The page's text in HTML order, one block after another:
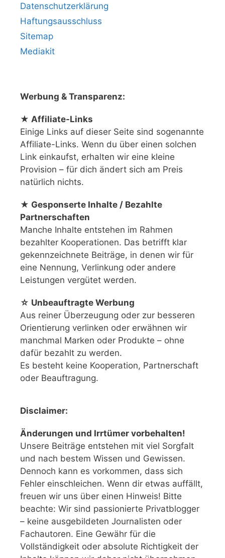
Datenschutzerklärung
Haftungsausschluss
Sitemap
Mediakit
Werbung & Transparenz:
★ Affiliate-Links
Einige Links auf dieser Seite sind sogenannte
Affiliate-Links. Wenn du über einen solchen
Link einkaufst, erhalten wir eine kleine
Provision – für dich ändert sich am Preis
natürlich nichts.
★ Gesponserte Inhalte / Bezahlte
Partnerschaften
Manche Inhalte entstehen im Rahmen
bezahlter Kooperationen. Das betrifft klar
gekennzeichnete Beiträge, in denen wir für
eine Nennung, Verlinkung oder andere
Leistungen vergütet werden.
☆ Unbeauftragte Werbung
Aus reiner Überzeugung oder zur besseren
Orientierung verlinken oder erwähnen wir
manchmal Marken oder Produkte – ohne
dafür bezahlt zu werden.
Es besteht keine Kooperation, Partnerschaft
oder Beauftragung.
Disclaimer:
Änderungen und Irrtümer vorbehalten!
Unsere Beiträge entstehen mit viel Sorgfalt
und nach bestem Wissen und Gewissen.
Dennoch kann es vorkommen, dass sich
Fehler einschleichen. Wenn dir etwas auffällt,
freuen wir uns über einen Hinweis! Bitte
beachte: Wir sind passionierte Privatblogger
– keine ausgebildeten Journalisten oder
Fachautoren. Eine Gewähr für die
Vollständigkeit oder absolute Richtigkeit der